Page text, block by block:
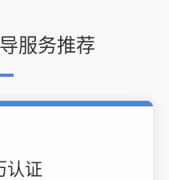
服务推荐
认证